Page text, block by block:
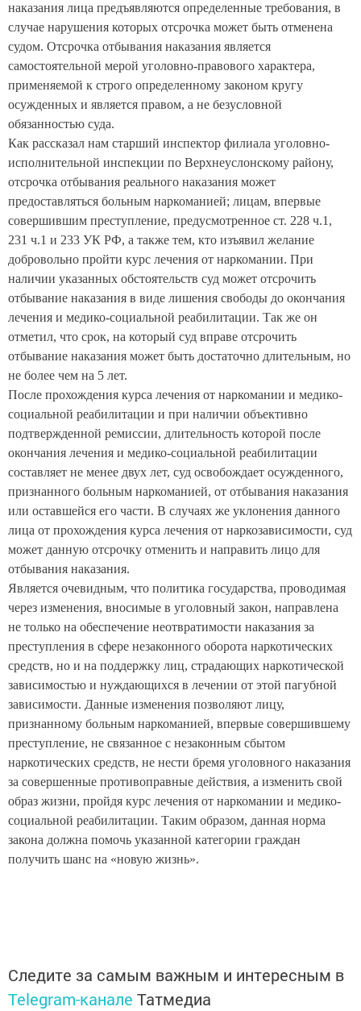
наказания лица предъявляются определенные требования, в
случае нарушения которых отсрочка может быть отменена
судом. Отсрочка отбывания наказания является
самостоятельной мерой уголовно-правового характера,
применяемой к строго определенному законом кругу
осужденных и является правом, а не безусловной
обязанностью суда.
Как рассказал нам старший инспектор филиала уголовно-
исполнительной инспекции по Верхнеуслонскому району,
отсрочка отбывания реального наказания может
предоставляться больным наркоманией; лицам, впервые
совершившим преступление, предусмотренное ст. 228 ч.1,
231 ч.1 и 233 УК РФ, а также тем, кто изъявил желание
добровольно пройти курс лечения от наркомании. При
наличии указанных обстоятельств суд может отсрочить
отбывание наказания в виде лишения свободы до окончания
лечения и медико-социальной реабилитации. Так же он
отметил, что срок, на который суд вправе отсрочить
отбывание наказания может быть достаточно длительным, но
не более чем на 5 лет.
После прохождения курса лечения от наркомании и медико-
социальной реабилитации и при наличии объективно
подтвержденной ремиссии, длительность которой после
окончания лечения и медико-социальной реабилитации
составляет не менее двух лет, суд освобождает осужденного,
признанного больным наркоманией, от отбывания наказания
или оставшейся его части. В случаях же уклонения данного
лица от прохождения курса лечения от наркозависимости, суд
может данную отсрочку отменить и направить лицо для
отбывания наказания.
Является очевидным, что политика государства, проводимая
через изменения, вносимые в уголовный закон, направлена
не только на обеспечение неотвратимости наказания за
преступления в сфере незаконного оборота наркотических
средств, но и на поддержку лиц, страдающих наркотической
зависимостью и нуждающихся в лечении от этой пагубной
зависимости. Данные изменения позволяют лицу,
признанному больным наркоманией, впервые совершившему
преступление, не связанное с незаконным сбытом
наркотических средств, не нести бремя уголовного наказания
за совершенные противоправные действия, а изменить свой
образ жизни, пройдя курс лечения от наркомании и медико-
социальной реабилитации. Таким образом, данная норма
закона должна помочь указанной категории граждан
получить шанс на «новую жизнь».
Следите за самым важным и интересным в
Telegram-канале Татмедиа